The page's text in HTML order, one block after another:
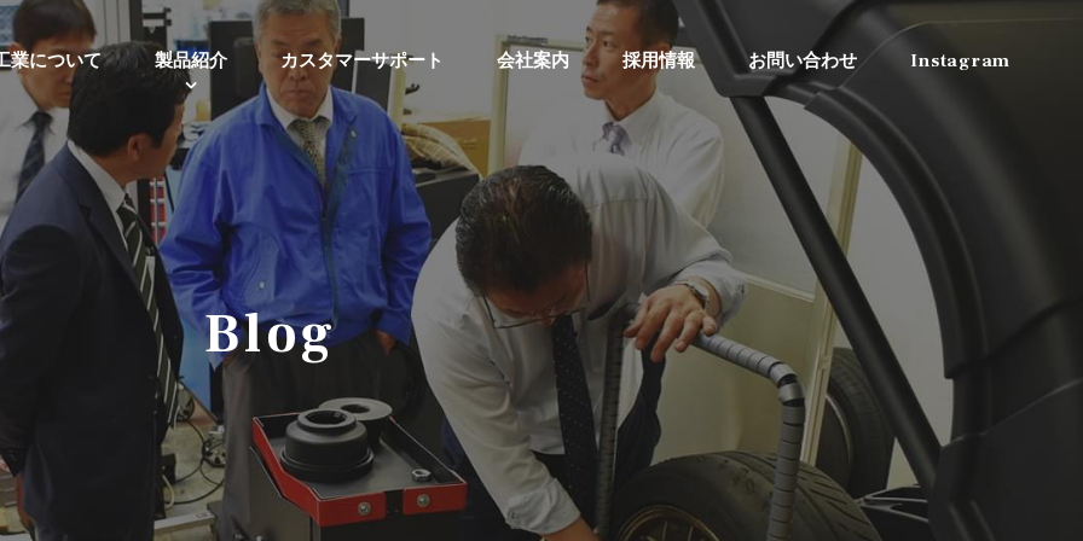
業について 製品紹介 カスタマーサポート 会社案内 採用情報 お問い合わせ Instagram
Blog